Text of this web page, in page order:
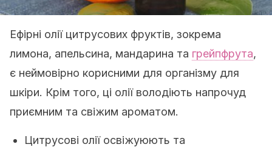
Ефірні олії цитрусових фруктів, зокрема
лимона, апельсина, мандарина та грейпфрута,
є неймовірно корисними для організму для
шкіри. Крім того, ці олії володіють напрочуд
приємним та свіжим ароматом.
Цитрусові олії освіжуюють та